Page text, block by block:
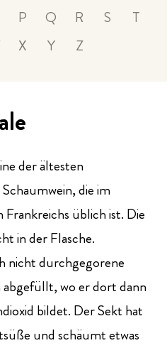
P Q R S
T
X Y Z
der ältesten
die im
üblich ist. Die
in der Flasche.
nicht durchgegorene
abgefüllt, wo er dort dann
bildet. Der Sekt hat
und schäumt etwas